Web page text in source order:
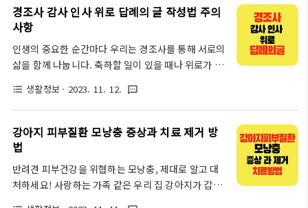
조립을 통한 공간 지각 능력 향상 장난감 실험 키트
로..
이 글에서는 국내외 최신 기술 동향과 캠핑카 에너지
저장 기술에 대한 평가를 다뤄보겠습니다. 2차 전지
(LiFePO4)은 리튬이온전지의 한 종류로서, 리튬과
인산철을 양극과 음극에 사용되며, 안정성이 높고 수
명이 뛰어나며, 환경 친화적인 특징과 가격이 저렴하
등 다양한 분야에 널리 사용되고 있습니다. 리튬인산
철 기..
경조사 감사 인사 위로 답례의 글 작성법 주의
사항
인생의 중요한 순간마다 우리는 경조사를 통해 서로의
삶을 함께 나눕니다. 축하할 일이 있을 때나 위로가 필
'감사와 위로가 담긴 마음을 전하는 법: 경조사 인사의
모든 것'을 통해 따뜻한 마음을 전하는 방법을 알아보
세요. 경조사 감사 인사부터 답례까지, 마음을 담은 글
한 줄이 누군가에게 큰 힘이 될 수 있으니까요. 경조사
큰 사건을 뜻하는 말로, 결혼이나 장례 등을 포함한 다
양한 사회적 행사를 말합니다. 이런 경조사에 참석하
format_list_bulleted 생활정보 · 2023. 11. 12. textsms
강아지 피부질환 모낭충 증상과 치료 제거 방
법
반려견 피부건강을 위협하는 모낭충, 제대로 알고 대
처하세요! 사랑하는 가족 같은 우리 집 강아지가 갑자